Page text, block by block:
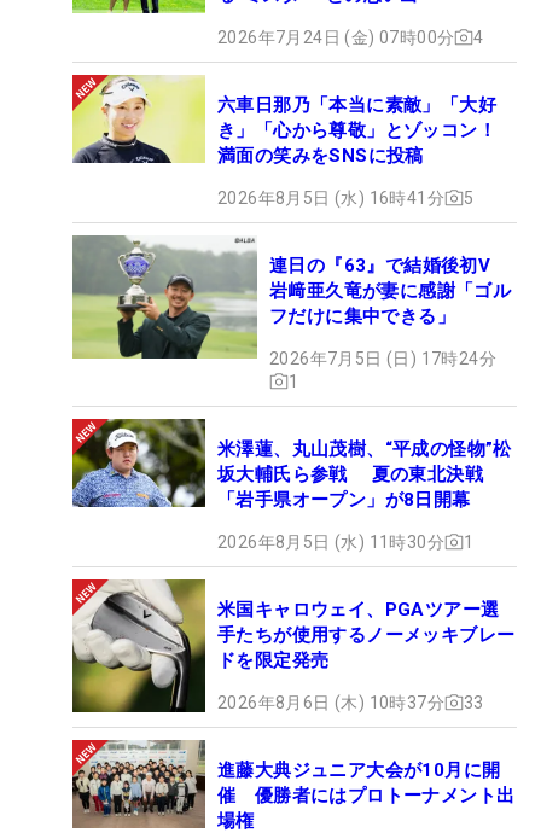
2026年7月24日 (金) 07時00分 4
六車日那乃「本当に素敵」「大好
き」「心から尊敬」とゾッコン！
満面の笑みをSNSに投稿
2026年8月5日 (水) 16時41分 5
連日の『63』で結婚後初V
岩﨑亜久竜が妻に感謝「ゴル
フだけに集中できる」
2026年7月5日 (日) 17時24分
1
米澤蓮、丸山茂樹、“平成の怪物”松
坂大輔氏ら参戦 夏の東北決戦
「岩手県オープン」が8日開幕
2026年8月5日 (水) 11時30分 1
米国キャロウェイ、PGAツアー選
手たちが使用するノーメッキブレー
ドを限定発売
2026年8月6日 (木) 10時37分 33
進藤大典ジュニア大会が10月に開
催 優勝者にはプロトーナメント出
場権